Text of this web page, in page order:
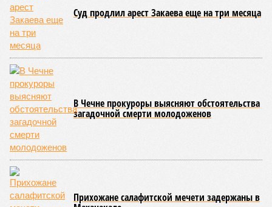
Суд продлил арест Закаева еще на три месяца
В Чечне прокуроры выясняют обстоятельства
загадочной смерти молодоженов
Прихожане салафитской мечети задержаны в